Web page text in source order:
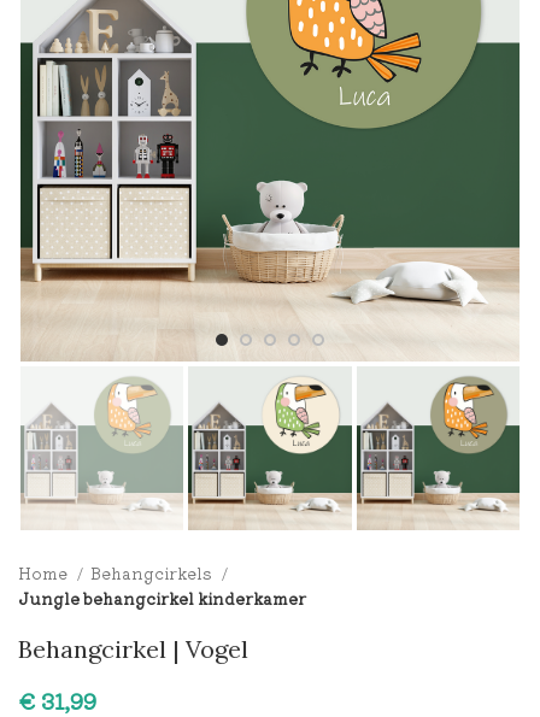
Home
Behangcirkels
Jungle behangcirkel kinderkamer
Behangcirkel | Vogel
€